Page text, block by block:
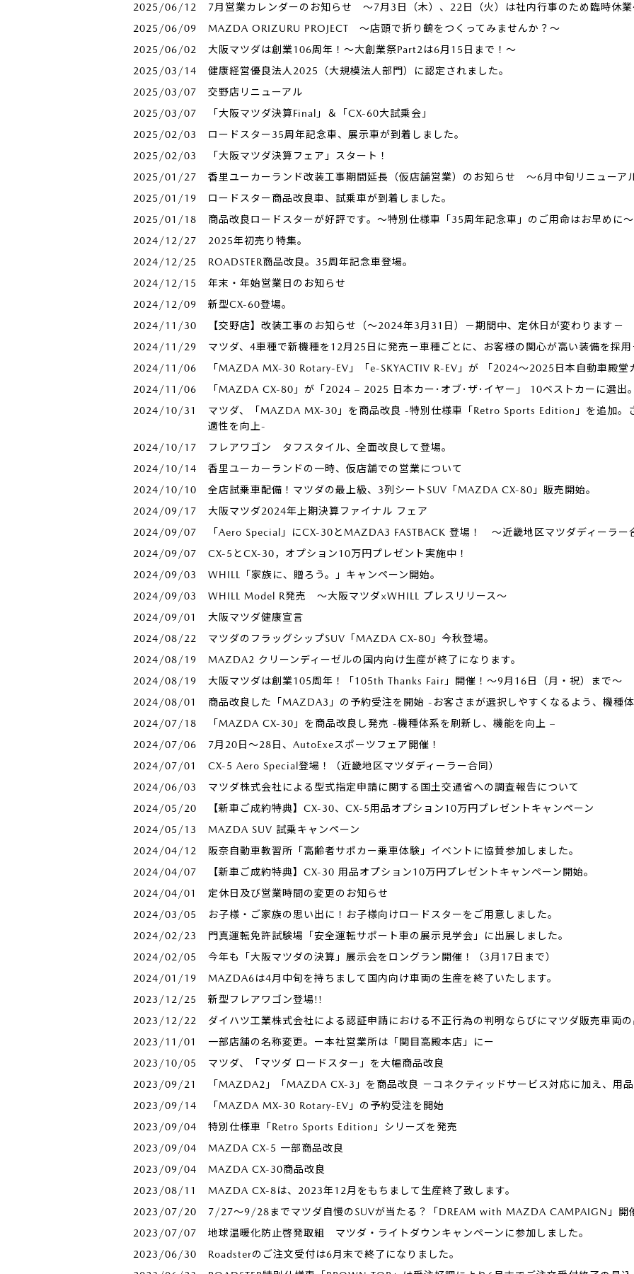
2025/06/12
7月営業カレンダーのお知らせ ～7月3日（木）、22日（火）は社内行事のため臨時休
2025/06/09
MAZDA ORIZURU PROJECT ～店頭で折り鶴をつくってみませんか？～
2025/06/02
大阪マツダは創業106周年！～大創業祭Part2は6月15日まで！～
2025/03/14
健康経営優良法人2025（大規模法人部門）に認定されました。
2025/03/07
交野店リニューアル
2025/03/07
「大阪マツダ決算Final」＆「CX-60大試乗会」
2025/02/03
ロードスター35周年記念車、展示車が到着しました。
2025/02/03
「大阪マツダ決算フェア」スタート！
2025/01/27
香里ユーカーランド改装工事期間延長（仮店舗営業）のお知らせ ～6月中旬リニューア
2025/01/19
ロードスター商品改良車、試乗車が到着しました。
2025/01/18
商品改良ロードスターが好評です。～特別仕様車「35周年記念車」のご用命はお早めに～
2024/12/27
2025年初売り特集。
2024/12/25
ROADSTER商品改良。35周年記念車登場。
2024/12/15
年末・年始営業日のお知らせ
2024/12/09
新型CX-60登場。
2024/11/30
【交野店】改装工事のお知らせ（～2024年3月31日）－期間中、定休日が変わります－
2024/11/29
マツダ、4車種で新機種を12月25日に発売－車種ごとに、お客様の関心が高い装備を採用
2024/11/06
「MAZDA MX-30 Rotary-EV」「e-SKYACTIV R-EV」が 「2024～2025日本自動車殿堂
2024/11/06
「MAZDA CX-80」が「2024 – 2025 日本カー･オブ･ザ･イヤー」 10ベストカーに選出
2024/10/31
マツダ、「MAZDA MX-30」を商品改良 -特別仕様車「Retro Sports Edition」を追加。
適性を向上-
2024/10/17
フレアワゴン タフスタイル、全面改良して登場。
2024/10/14
香里ユーカーランドの一時、仮店舗での営業について
2024/10/10
全店試乗車配備！マツダの最上級、3列シートSUV「MAZDA CX-80」販売開始。
2024/09/17
大阪マツダ2024年上期決算ファイナル フェア
2024/09/07
「Aero Special」にCX-30とMAZDA3 FASTBACK 登場！ ～近畿地区マツダディーラー
2024/09/07
CX-5とCX-30，オプション10万円プレゼント実施中！
2024/09/03
WHILL「家族に、贈ろう。」キャンペーン開始。
2024/09/03
WHILL Model R発売 ～大阪マツダ×WHILL プレスリリース～
2024/09/01
大阪マツダ健康宣言
2024/08/22
マツダのフラッグシップSUV「MAZDA CX-80」今秋登場。
2024/08/19
MAZDA2 クリーンディーゼルの国内向け生産が終了になります。
2024/08/19
大阪マツダは創業105周年！「105th Thanks Fair」開催！～9月16日（月・祝）まで～
2024/08/01
商品改良した「MAZDA3」の予約受注を開始 -お客さまが選択しやすくなるよう、機種
2024/07/18
「MAZDA CX-30」を商品改良し発売 -機種体系を刷新し、機能を向上 –
2024/07/06
7月20日～28日、AutoExeスポーツフェア開催！
2024/07/01
CX-5 Aero Special登場！（近畿地区マツダディーラー合同）
2024/06/03
マツダ株式会社による型式指定申請に関する国土交通省への調査報告について
2024/05/20
【新車ご成約特典】CX-30、CX-5用品オプション10万円プレゼントキャンペーン
2024/05/13
MAZDA SUV 試乗キャンペーン
2024/04/12
阪奈自動車教習所「高齢者サポカー乗車体験」イベントに協賛参加しました。
2024/04/07
【新車ご成約特典】CX-30 用品オプション10万円プレゼントキャンペーン開始。
2024/04/01
定休日及び営業時間の変更のお知らせ
2024/03/05
お子様・ご家族の思い出に！お子様向けロードスターをご用意しました。
2024/02/23
門真運転免許試験場「安全運転サポート車の展示見学会」に出展しました。
2024/02/05
今年も「大阪マツダの決算」展示会をロングラン開催！（3月17日まで）
2024/01/19
MAZDA6は4月中旬を持ちまして国内向け車両の生産を終了いたします。
2023/12/25
新型フレアワゴン登場!!
2023/12/22
ダイハツ工業株式会社による認証申請における不正行為の判明ならびにマツダ販売車両
2023/11/01
一部店舗の名称変更。ー本社営業所は「関目高殿本店」にー
2023/10/05
マツダ、「マツダ ロードスター」を大幅商品改良
2023/09/21
「MAZDA2」「MAZDA CX-3」を商品改良 －コネクティッドサービス対応に加え、用
2023/09/14
「MAZDA MX-30 Rotary-EV」の予約受注を開始
2023/09/04
特別仕様車「Retro Sports Edition」シリーズを発売
2023/09/04
MAZDA CX-5 一部商品改良
2023/09/04
MAZDA CX-30商品改良
2023/08/11
MAZDA CX-8は、2023年12月をもちまして生産終了致します。
2023/07/20
7/27～9/28までマツダ自慢のSUVが当たる？「DREAM with MAZDA CAMPAIGN」開
2023/07/07
地球温暖化防止啓発取組 マツダ・ライトダウンキャンペーンに参加しました。
2023/06/30
Roadsterのご注文受付は6月末で終了になりました。